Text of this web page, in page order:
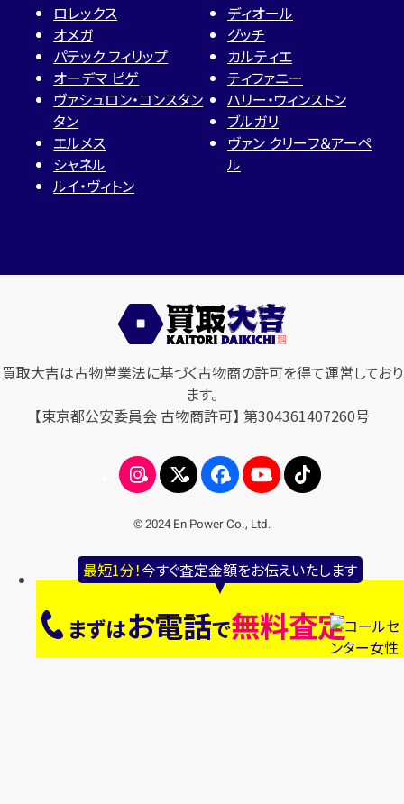
最短1分！今すぐ査定金額をお伝えいたします
まずはお電話で無料査定
ロレックス
オメガ
パテック フィリップ
オーデマ ピゲ
ヴァシュロン・コンスタン
タン
エルメス
シャネル
ルイ・ヴィトン
ディオール
グッチ
カルティエ
ティファニー
ハリー・ウィンストン
ブルガリ
ヴァン クリーフ＆アーペ
ル
買取大吉は古物営業法に基づく古物商の許可を得て運営しており
ます。
【東京都公安委員会 古物商許可】 第304361407260号
© 2024 En Power Co., Ltd.